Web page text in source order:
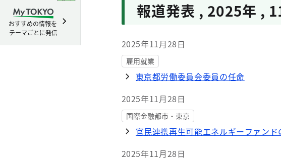
おすすめの情報を
テーマごとに発信
報道発表 , 2025年 ,
2025年11月28日
雇用就業
東京都労働委員会委員の任命
2025年11月28日
国際金融都市・東京
官民連携再生可能エネルギーファンド
2025年11月28日